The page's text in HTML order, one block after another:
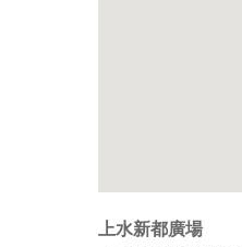
上水新都廣場